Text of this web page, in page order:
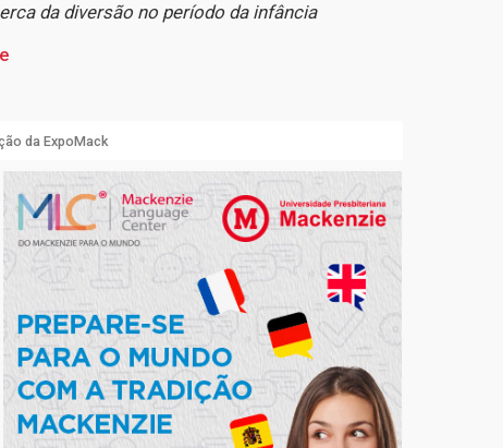
da diversão no período da infância
da ExpoMack